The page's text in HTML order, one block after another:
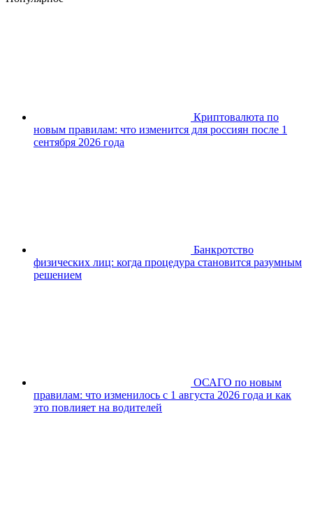
Криптовалюта по
новым правилам: что изменится для россиян после 1
сентября 2026 года
Банкротство
физических лиц: когда процедура становится разумным
решением
ОСАГО по новым
правилам: что изменилось с 1 августа 2026 года и как
это повлияет на водителей